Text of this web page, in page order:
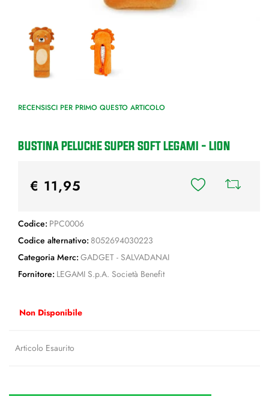
RECENSISCI PER PRIMO QUESTO ARTICOLO
BUSTINA PELUCHE SUPER SOFT LEGAMI - LION
€ 11,95
Codice: PPC0006
Codice alternativo: 8052694030223
Categoria Merc: GADGET - SALVADANAI
Fornitore: LEGAMI S.p.A. Società Benefit
Non Disponibile
Articolo Esaurito